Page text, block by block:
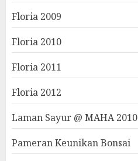
Floria 2009
Floria 2010
Floria 2011
Floria 2012
Laman Sayur @ MAHA 2010
Pameran Keunikan Bonsai